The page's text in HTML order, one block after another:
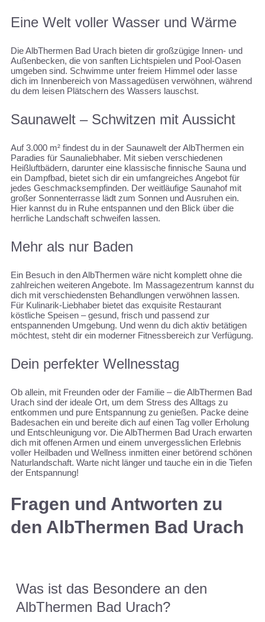
Eine Welt voller Wasser und Wärme
Die AlbThermen Bad Urach bieten dir großzügige Innen- und
Außenbecken, die von sanften Lichtspielen und Pool-Oasen
umgeben sind. Schwimme unter freiem Himmel oder lasse
dich im Innenbereich von Massagedüsen verwöhnen, während
du dem leisen Plätschern des Wassers lauschst.
Saunawelt – Schwitzen mit Aussicht
Auf 3.000 m² findest du in der Saunawelt der AlbThermen ein
Paradies für Saunaliebhaber. Mit sieben verschiedenen
Heißluftbädern, darunter eine klassische finnische Sauna und
ein Dampfbad, bietet sich dir ein umfangreiches Angebot für
jedes Geschmacksempfinden. Der weitläufige Saunahof mit
großer Sonnenterrasse lädt zum Sonnen und Ausruhen ein.
Hier kannst du in Ruhe entspannen und den Blick über die
herrliche Landschaft schweifen lassen.
Mehr als nur Baden
Ein Besuch in den AlbThermen wäre nicht komplett ohne die
zahlreichen weiteren Angebote. Im Massagezentrum kannst du
dich mit verschiedensten Behandlungen verwöhnen lassen.
Für Kulinarik-Liebhaber bietet das exquisite Restaurant
köstliche Speisen – gesund, frisch und passend zur
entspannenden Umgebung. Und wenn du dich aktiv betätigen
möchtest, steht dir ein moderner Fitnessbereich zur Verfügung.
Dein perfekter Wellnesstag
Ob allein, mit Freunden oder der Familie – die AlbThermen Bad
Urach sind der ideale Ort, um dem Stress des Alltags zu
entkommen und pure Entspannung zu genießen. Packe deine
Badesachen ein und bereite dich auf einen Tag voller Erholung
und Entschleunigung vor. Die AlbThermen Bad Urach erwarten
dich mit offenen Armen und einem unvergesslichen Erlebnis
voller Heilbaden und Wellness inmitten einer betörend schönen
Naturlandschaft. Warte nicht länger und tauche ein in die Tiefen
der Entspannung!
Fragen und Antworten zu
den AlbThermen Bad Urach
Was ist das Besondere an den
AlbThermen Bad Urach?